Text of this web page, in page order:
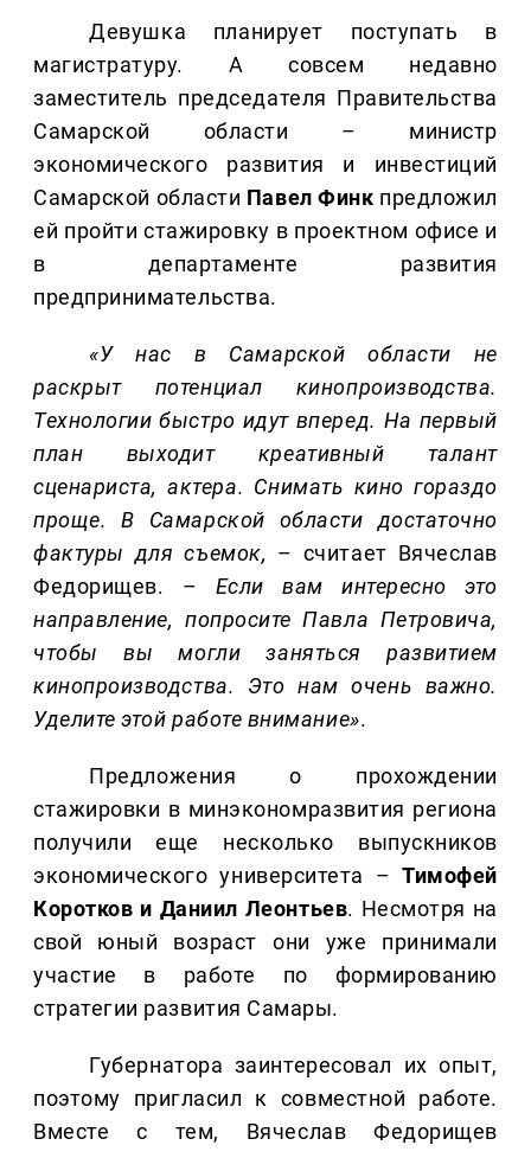
Девушка планирует поступать в
магистратуру. А совсем недавно
заместитель председателя Правительства
Самарской области – министр
экономического развития и инвестиций
Самарской области ПавелФинк предложил
ей пройти стажировку в проектном офисе и
в департаменте развития
предпринимательства.
«У нас в Самарской области не
раскрыт потенциал кинопроизводства.
Технологии быстро идут вперед. На первый
план выходит креативный талант
сценариста, актера. Снимать кино гораздо
проще. В Самарской области достаточно
фактуры для съемок, – считает Вячеслав
Федорищев. – Если вам интересно это
направление, попросите Павла Петровича,
чтобы вы могли заняться развитием
кинопроизводства. Это нам очень важно.
Уделите этой работе внимание».
Предложения о прохождении
стажировки в минэкономразвития региона
получили еще несколько выпускников
экономического университета –Тимофей
Коротков и Даниил Леонтьев. Несмотря на
свой юный возраст они уже принимали
участие в работе по формированию
стратегии развития Самары.
Губернатора заинтересовал их опыт,
поэтому пригласил к совместной работе.
Вместе с тем, Вячеслав Федорищев